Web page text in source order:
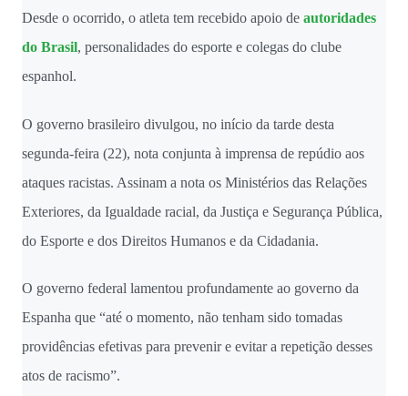
Desde o ocorrido, o atleta tem recebido apoio de autoridades
do Brasil, personalidades do esporte e colegas do clube
espanhol.
O governo brasileiro divulgou, no início da tarde desta
segunda-feira (22), nota conjunta à imprensa de repúdio aos
ataques racistas. Assinam a nota os Ministérios das Relações
Exteriores, da Igualdade racial, da Justiça e Segurança Pública,
do Esporte e dos Direitos Humanos e da Cidadania.
O governo federal lamentou profundamente ao governo da
Espanha que “até o momento, não tenham sido tomadas
providências efetivas para prevenir e evitar a repetição desses
atos de racismo”.